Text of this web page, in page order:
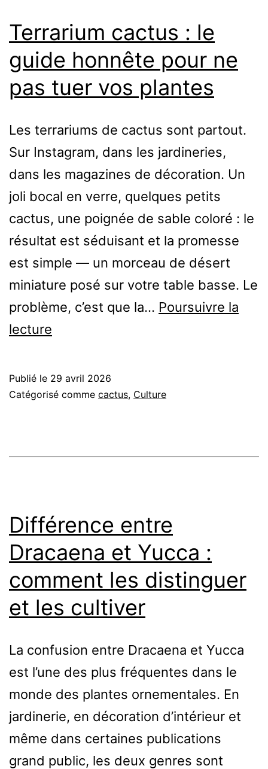
Terrarium cactus : le
guide honnête pour ne
pas tuer vos plantes
Les terrariums de cactus sont partout.
Sur Instagram, dans les jardineries,
dans les magazines de décoration. Un
joli bocal en verre, quelques petits
cactus, une poignée de sable coloré : le
résultat est séduisant et la promesse
est simple — un morceau de désert
miniature posé sur votre table basse. Le
problème, c’est que la… Poursuivre la
lecture
:
le
pour
tuer
vos
plantes
Publié le 29 avril 2026
Catégorisé comme cactus, Culture
Différence entre
Dracaena et Yucca :
comment les distinguer
et les cultiver
La confusion entre Dracaena et Yucca
est l’une des plus fréquentes dans le
monde des plantes ornementales. En
jardinerie, en décoration d’intérieur et
même dans certaines publications
grand public, les deux genres sont